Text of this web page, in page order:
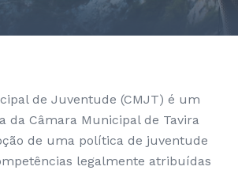
de Juventude (CMJT) é um
da Câmara Municipal de Tavira
de uma política de juventude
legalmente atribuídas